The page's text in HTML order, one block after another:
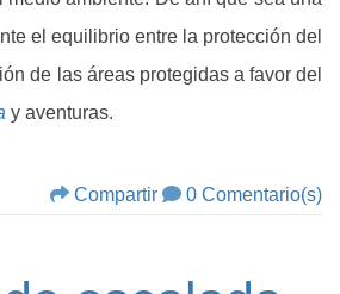
el equilibrio entre la protección del
de las áreas protegidas a favor del
y aventuras.
Compartir 0 Comentario(s)